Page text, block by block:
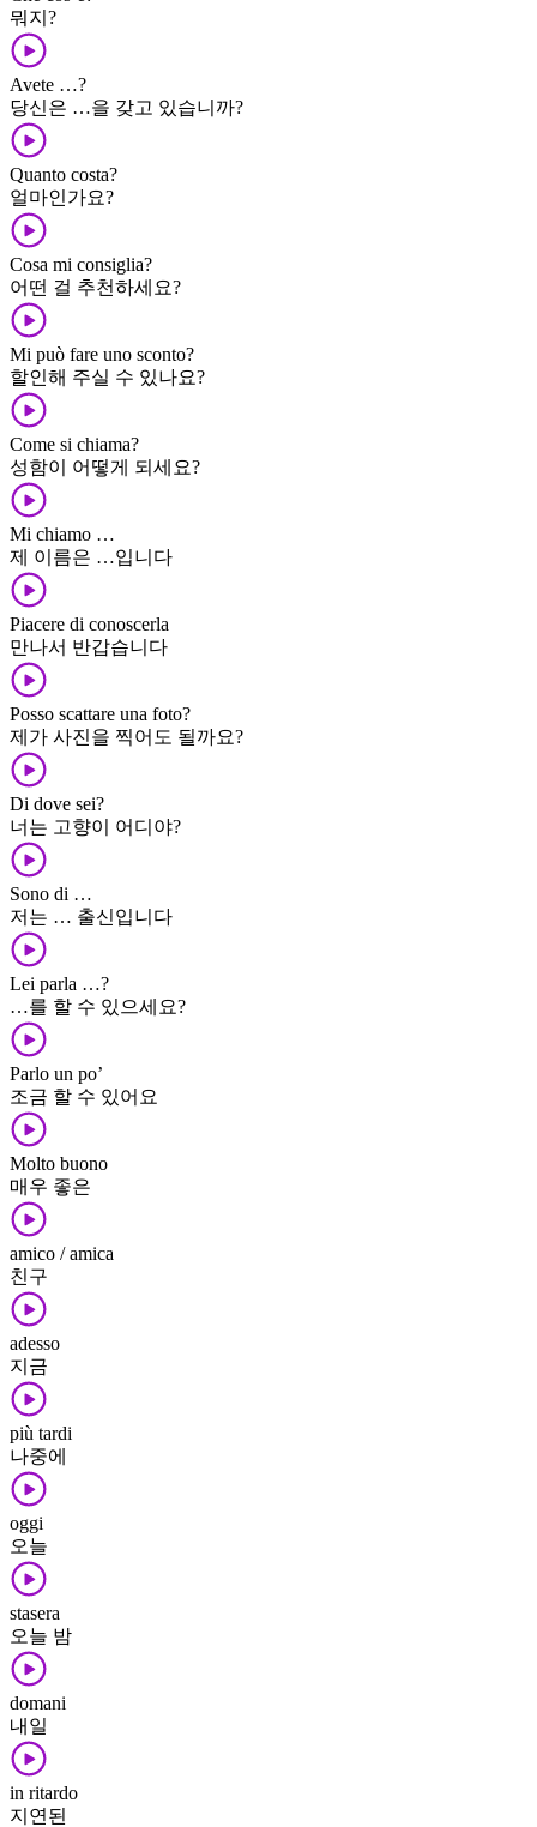
뭐지?
Avete …?
당신은 …을 갖고 있습니까?
Quanto costa?
얼마인가요?
Cosa mi consiglia?
어떤 걸 추천하세요?
Mi può fare uno sconto?
할인해 주실 수 있나요?
Come si chiama?
성함이 어떻게 되세요?
Mi chiamo …
제 이름은 …입니다
Piacere di conoscerla
만나서 반갑습니다
Posso scattare una foto?
제가 사진을 찍어도 될까요?
Di dove sei?
너는 고향이 어디야?
Sono di …
저는 … 출신입니다
Lei parla …?
…를 할 수 있으세요?
Parlo un po’
조금 할 수 있어요
Molto buono
매우 좋은
amico / amica
친구
adesso
지금
più tardi
나중에
oggi
오늘
stasera
오늘 밤
domani
내일
in ritardo
지연된